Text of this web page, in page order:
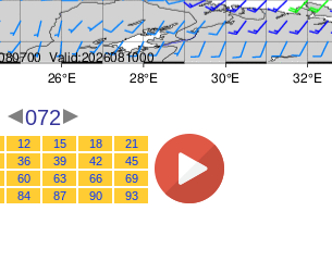
072
12 15 18
21
36 39 42
45
60 63 66
69
84 87 90 93